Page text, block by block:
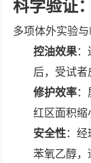
科学验证
多项体外实验与
控油效果
后，受试者
修护效率
红区面积缩
安全性：
苯氧乙醇，